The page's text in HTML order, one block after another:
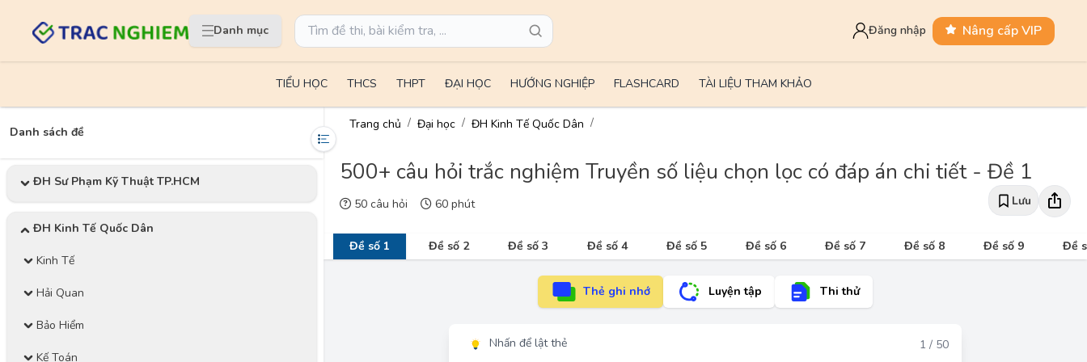
Danh mục Đăng nhập Nâng cấp VIP
TIỂU HỌC THCS THPT ĐẠI HỌC HƯỚNG NGHIỆP FLASHCARD TÀI LIỆU THAM KHẢO
Danh sách đề
ĐH Sư Phạm Kỹ Thuật TP.HCM
ĐH Kinh Tế Quốc Dân
Kinh Tế
Hải Quan
Bảo Hiểm
Kế Toán
Trang chủ Đại học ĐH Kinh Tế Quốc Dân
500+ câu hỏi trắc nghiệm Truyền số liệu chọn lọc có đáp án chi tiết - Đề 1
50 câu hỏi 60 phút Lưu
Đề số 1 Đề số 2 Đề số 3 Đề số 4 Đề số 5 Đề số 6 Đề số 7 Đề số 8 Đề số 9 Đề
Thẻ ghi nhớ Luyện tập Thi thử
Nhấn để lật thẻ 1 / 50